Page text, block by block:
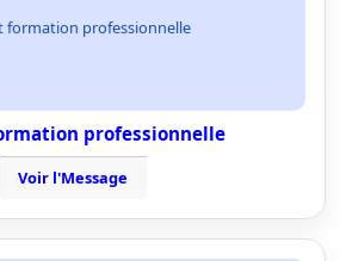
formation professionnelle
professionnelle
Voir l'Message